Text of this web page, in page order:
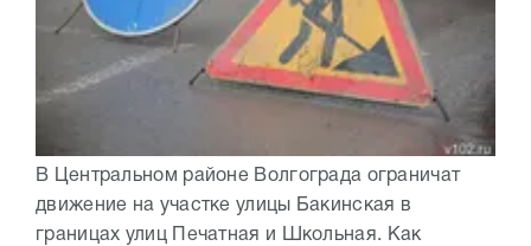
В Центральном районе Волгограда ограничат
движение на участке улицы Бакинская в
границах улиц Печатная и Школьная. Как